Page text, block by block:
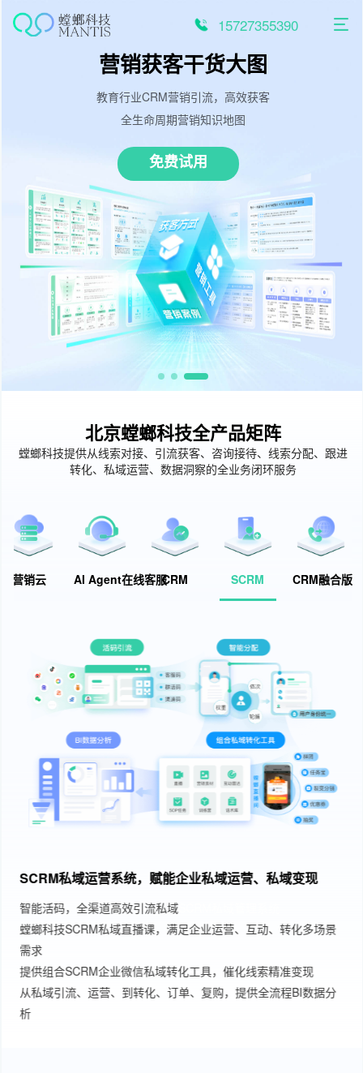
15727355390
营销获客干货大图
教育行业CRM营销引流，高效获客
全生命周期营销知识地图
免费试用
北京螳螂科技全产品矩阵
螳螂科技提供从线索对接、引流获客、咨询接待、线索分配、跟进
转化、私域运营、数据洞察的全业务闭环服务
营销云 AI Agent在线客服CRM SCRM CRM融合版
网销电销一体化的全能闭环营销工具，解决企业多场景多
螳螂科技CRM管理系统，业务统一管理
数据整合，用户统一身份标识
业务全链路数据洞察，智能优化
网销电销系统融合，助力企业营销升级